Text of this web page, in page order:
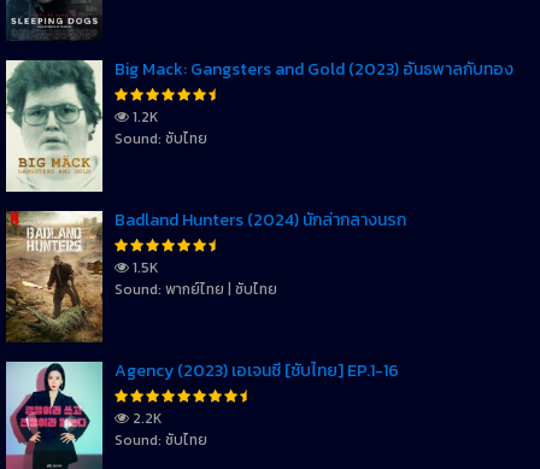
Big Mack: Gangsters and Gold (2023) อันธพาลกับทอง
1.2K
Sound: ซับไทย
Badland Hunters (2024) นักล่ากลางนรก
1.5K
Sound: พากย์ไทย | ซับไทย
Agency (2023) เอเจนซี่ [ซับไทย] EP.1-16
2.2K
Sound: ซับไทย